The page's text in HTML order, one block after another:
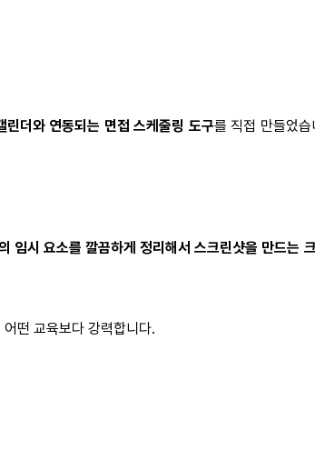
더와 연동되는 면접 스케줄링 도구를 직접 만들었
임시 요소를 깔끔하게 정리해서 스크린샷을 만드는
어떤 교육보다 강력합니다.